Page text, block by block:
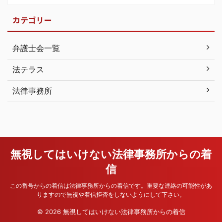
カテゴリー
弁護士会一覧
法テラス
法律事務所
無視してはいけない法律事務所からの着
信
この番号からの着信は法律事務所からの着信です。重要な連絡の可能性があ
りますので無視や着信拒否をしないようにして下さい。
© 2026 無視してはいけない法律事務所からの着信